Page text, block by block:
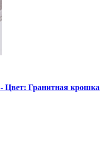
Цвет: Гранитная крошка